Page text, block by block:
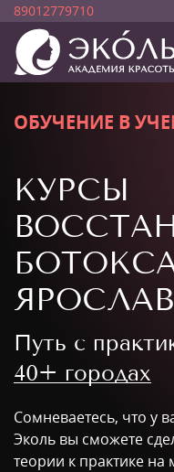
89012779710
ОБУЧЕНИЕ В
КУРСЫ
Путь с
40+ городах
Сомневаетесь, что у
Эколь вы сможете
теории к практике на